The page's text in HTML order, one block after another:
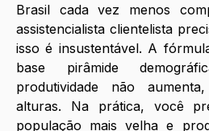
Brasil cada vez menos
assistencialista clientelista
isso é insustentável. A
base pirâmide
produtividade não
alturas. Na prática, você
população mais velha e